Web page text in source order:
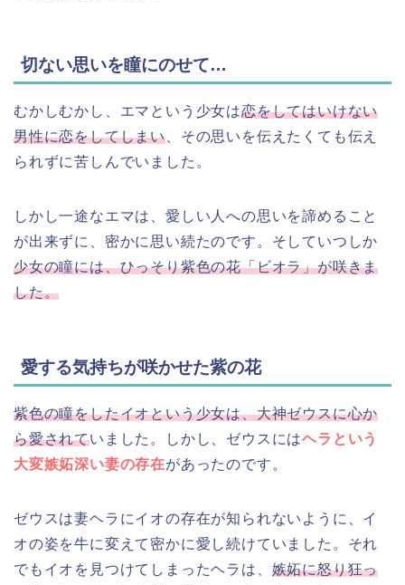
切ない思いを瞳にのせて…
むかしむかし、エマという少女は恋をしてはいけない
男性に恋をしてしまい、その思いを伝えたくても伝え
られずに苦しんでいました。
しかし一途なエマは、愛しい人への思いを諦めること
が出来ずに、密かに思い続たのです。そしていつしか
少女の瞳には、ひっそり紫色の花「ビオラ」が咲きま
した。
愛する気持ちが咲かせた紫の花
紫色の瞳をしたイオという少女は、大神ゼウスに心か
ら愛されていました。しかし、ゼウスにはヘラという
大変嫉妬深い妻の存在があったのです。
ゼウスは妻ヘラにイオの存在が知られないように、イ
オの姿を牛に変えて密かに愛し続けていました。それ
でもイオを見つけてしまったヘラは、 嫉妬に怒り狂っ